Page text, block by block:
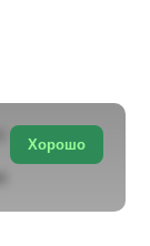
Хорошо